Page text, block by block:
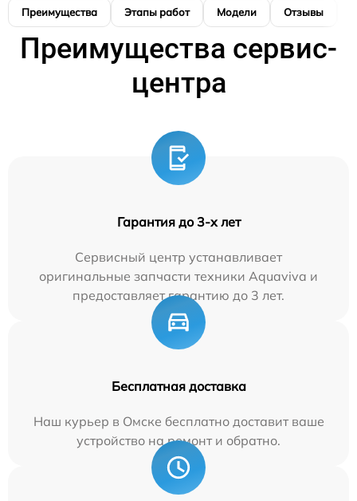
Преимущества Этапы работ Модели Отзывы
Преимущества сервис-
центра
Гарантия до 3-х лет
Сервисный центр устанавливает
оригинальные запчасти техники Aquaviva и
предоставляет гарантию до 3 лет.
Бесплатная доставка
Наш курьер в Омске бесплатно доставит ваше
устройство на ремонт и обратно.